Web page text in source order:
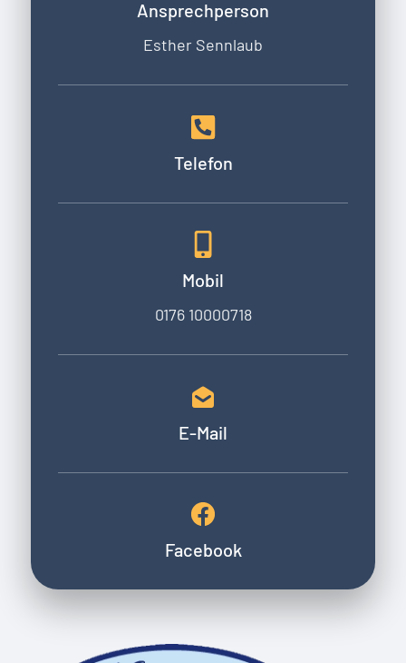
Ansprechperson
Esther Sennlaub
Telefon
Mobil
0176 10000718
E-Mail
Facebook